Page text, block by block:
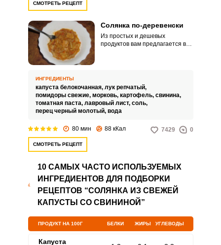
СМОТРЕТЬ РЕЦЕПТ
Солянка по-деревенски
Из простых и дешевых
продуктов вам предлагается в
кто-то любит сыроватую капусту
в блюде, а кому-то нравится
тушить солянку до коричневого
цвета.
ИНГРЕДИЕНТЫ
капуста белокочанная, лук репчатый,
помидоры свежие, морковь, картофель, свинина,
томатная паста, лавровый лист, соль,
перец черный молотый, вода
80 мин 88 кКал 7429 0
СМОТРЕТЬ РЕЦЕПТ
10 САМЫХ ЧАСТО ИСПОЛЬЗУЕМЫХ
ИНГРЕДИЕНТОВ ДЛЯ ПОДБОРКИ
РЕЦЕПТОВ “СОЛЯНКА ИЗ СВЕЖЕЙ
КАПУСТЫ СО СВИНИНОЙ”
ПРОДУКТ НА 100Г БЕЛКИ ЖИРЫ УГЛЕВОДЫ
Капуста